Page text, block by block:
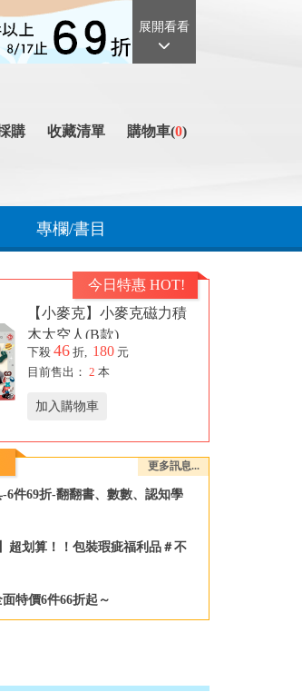
展開看看
購 收藏清單 購物車(0)
專欄/書目
今日特惠 HOT!
【小麥克】小麥克磁力積
木太空人(B款)
下殺 46 折, 180 元
目前售出： 2 本
加入購物車
更多訊息...
6件69折-翻翻書、數數、認知學
超划算！！包裝瑕疵福利品＃不
特價6件66折起～